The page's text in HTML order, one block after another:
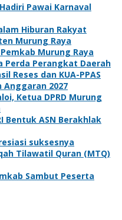
Pawai Karnaval
Hiburan Rakyat
Murung Raya
Murung Raya
Perda Perangkat Daerah
Reses dan KUA-PPAS
Anggaran 2027
Ketua DPRD Murung
Bentuk ASN Berakhlak
suksesnya
Tilawatil Quran (MTQ)
Sambut Peserta